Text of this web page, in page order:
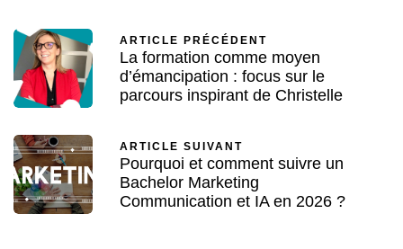
ARTICLE PRÉCÉDENT
La formation comme moyen
d’émancipation : focus sur le
parcours inspirant de Christelle
ARTICLE SUIVANT
Pourquoi et comment suivre un
Bachelor Marketing
Communication et IA en 2026 ?